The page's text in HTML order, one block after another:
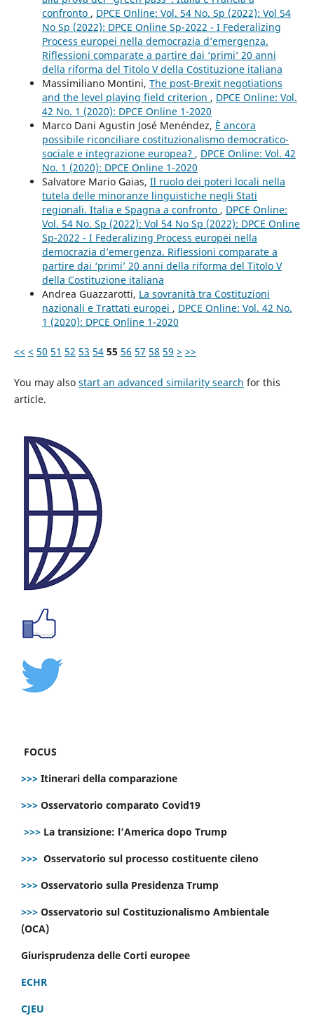
confronto , DPCE Online: Vol. 54 No. Sp (2022): Vol 54
No Sp (2022): DPCE Online Sp-2022 - I Federalizing
Process europei nella democrazia d’emergenza.
Riflessioni comparate a partire dai ‘primi’ 20 anni
della riforma del Titolo V della Costituzione italiana
Massimiliano Montini, The post-Brexit negotiations
and the level playing field criterion , DPCE Online: Vol.
42 No. 1 (2020): DPCE Online 1-2020
Marco Dani Agustin José Menéndez, È ancora
possibile riconciliare costituzionalismo democratico-
sociale e integrazione europea? , DPCE Online: Vol. 42
No. 1 (2020): DPCE Online 1-2020
Salvatore Mario Gaias, Il ruolo dei poteri locali nella
tutela delle minoranze linguistiche negli Stati
regionali. Italia e Spagna a confronto , DPCE Online:
Vol. 54 No. Sp (2022): Vol 54 No Sp (2022): DPCE Online
Sp-2022 - I Federalizing Process europei nella
democrazia d’emergenza. Riflessioni comparate a
partire dai ‘primi’ 20 anni della riforma del Titolo V
della Costituzione italiana
Andrea Guazzarotti, La sovranità tra Costituzioni
nazionali e Trattati europei , DPCE Online: Vol. 42 No.
1 (2020): DPCE Online 1-2020
<< < 50 51 52 53 54 55 56 57 58 59 > >>
You may also start an advanced similarity search for this
article.
FOCUS
>>> Itinerari della comparazione
>>> Osservatorio comparato Covid19
>>> La transizione: l’America dopo Trump
>>> Osservatorio sul processo costituente cileno
>>> Osservatorio sulla Presidenza Trump
>>> Osservatorio sul Costituzionalismo Ambientale
(OCA)
Giurisprudenza delle Corti europee
ECHR
CJEU